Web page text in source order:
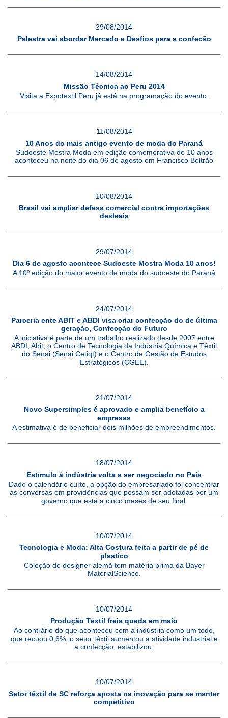
29/08/2014
Palestra vai abordar Mercado e Desfios para a confecão
14/08/2014
Missão Técnica ao Peru 2014
Visita a Expotextil Peru já está na programação do evento.
11/08/2014
10 Anos do mais antigo evento de moda do Paraná
Sudoeste Mostra Moda em edição comemorativa de 10 anos
aconteceu na noite do dia 06 de agosto em Francisco Beltrão
10/08/2014
Brasil vai ampliar defesa comercial contra importações
desleais
29/07/2014
Dia 6 de agosto acontece Sudoeste Mostra Moda 10 anos!
A 10º edição do maior evento de moda do sudoeste do Paraná
24/07/2014
Parceria ente ABIT e ABDI visa criar confecção do de última
geração, Confecção do Futuro
A iniciativa é parte de um trabalho realizado desde 2007 entre
ABDI, Abit, o Centro de Tecnologia da Indústria Química e Têxtil
do Senai (Senai Cetiqt) e o Centro de Gestão de Estudos
Estratégicos (CGEE).
21/07/2014
Novo Supersimples é aprovado e amplia benefício a
empresas
A estimativa é de beneficiar dois milhões de empreendimentos.
18/07/2014
Estímulo à indústria volta a ser negociado no País
Dado o calendário curto, a opção do empresariado foi concentrar
as conversas em providências que possam ser adotadas por um
governo que está a cinco meses de seu final.
10/07/2014
Tecnologia e Moda: Alta Costura feita a partir de pé de
plastico
Coleção de designer alemã tem matéria prima da Bayer
MaterialScience.
10/07/2014
Produção Téxtil freia queda em maio
Ao contrário do que aconteceu com a indústria como um todo,
que recuou 0,6%, o setor têxtil aumentou a atividade industrial e
a confecção, estabilizou.
10/07/2014
Setor têxtil de SC reforça aposta na inovação para se manter
competitivo